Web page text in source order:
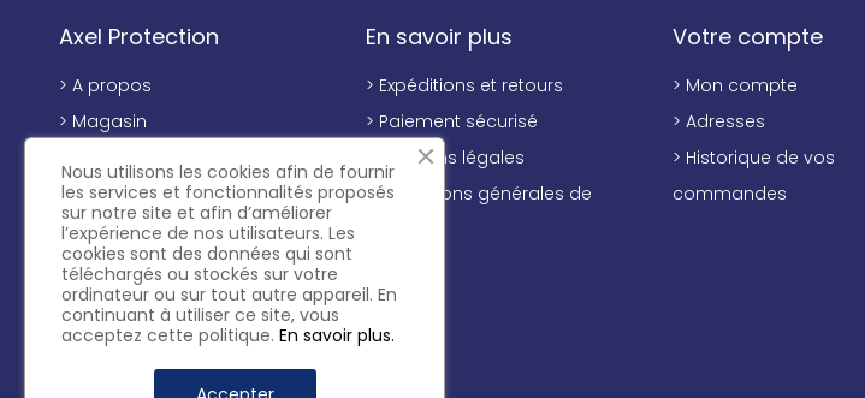
Axel Protection
> A propos
> Magasin
En savoir plus
> Expéditions et retours
> Paiement sécurisé
> Mentions légales
> Conditions générales de
Votre compte
> Mon compte
> Adresses
> Historique de vos
commandes
Nous utilisons les cookies afin de fournir
les services et fonctionnalités proposés
sur notre site et afin d’améliorer
l’expérience de nos utilisateurs. Les
cookies sont des données qui sont
téléchargés ou stockés sur votre
ordinateur ou sur tout autre appareil. En
continuant à utiliser ce site, vous
acceptez cette politique. En savoir plus.